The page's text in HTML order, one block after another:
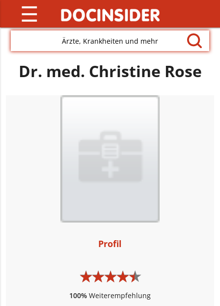
☰
Ärzte, Krankheiten und mehr
Dr. med. Christine Rose
Profil
★★★★★
★★★★★
100% Weiterempfehlung